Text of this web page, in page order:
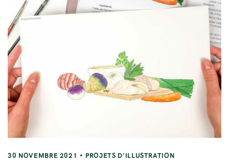
30 NOVEMBRE 2021 PROJETS D'ILLUSTRATION